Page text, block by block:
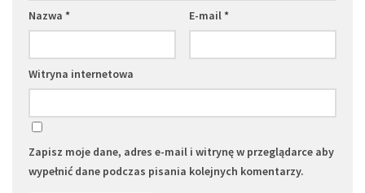
Nazwa * E-mail*
Witryna internetowa
Zapisz moje dane, adres e-mail i witrynę w przeglądarce aby
wypełnić dane podczas pisania kolejnych komentarzy.